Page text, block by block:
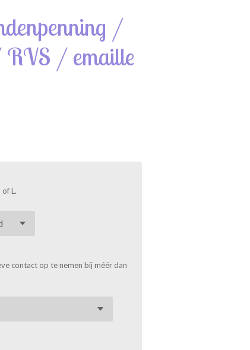
/
/ emaille
L.
contact op te nemen bij méér dan